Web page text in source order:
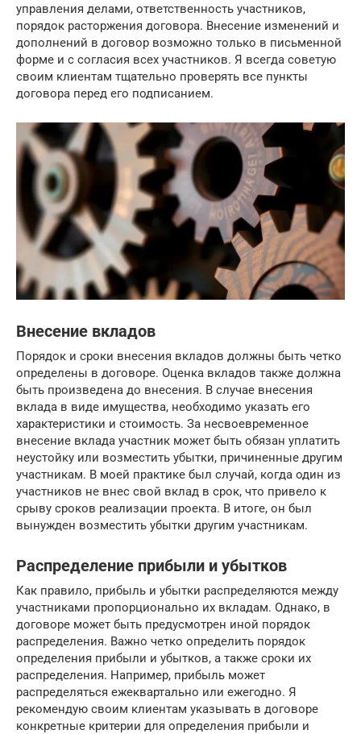
управления делами, ответственность участников,
порядок расторжения договора. Внесение изменений и
дополнений в договор возможно только в письменной
форме и с согласия всех участников. Я всегда советую
своим клиентам тщательно проверять все пункты
договора перед его подписанием.
Внесение вкладов
Порядок и сроки внесения вкладов должны быть четко
определены в договоре. Оценка вкладов также должна
быть произведена до внесения. В случае внесения
вклада в виде имущества, необходимо указать его
характеристики и стоимость. За несвоевременное
внесение вклада участник может быть обязан уплатить
неустойку или возместить убытки, причиненные другим
участникам. В моей практике был случай, когда один из
участников не внес свой вклад в срок, что привело к
срыву сроков реализации проекта. В итоге, он был
вынужден возместить убытки другим участникам.
Распределение прибыли и убытков
Как правило, прибыль и убытки распределяются между
участниками пропорционально их вкладам. Однако, в
договоре может быть предусмотрен иной порядок
распределения. Важно четко определить порядок
определения прибыли и убытков, а также сроки их
распределения. Например, прибыль может
распределяться ежеквартально или ежегодно. Я
рекомендую своим клиентам указывать в договоре
конкретные критерии для определения прибыли и